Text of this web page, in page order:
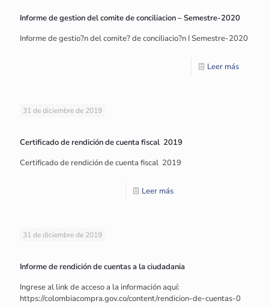
Informe de gestion del comite de conciliacion – Semestre-2020
Informe de gestio?n del comite? de conciliacio?n I Semestre-2020
Leer más
31 de diciembre de 2019
Certificado de rendición de cuenta fiscal 2019
Certificado de rendición de cuenta fiscal 2019
Leer más
31 de diciembre de 2019
Informe de rendición de cuentas a la ciudadania
Ingrese al link de acceso a la información aquí:
https://colombiacompra.gov.co/content/rendicion-de-cuentas-0